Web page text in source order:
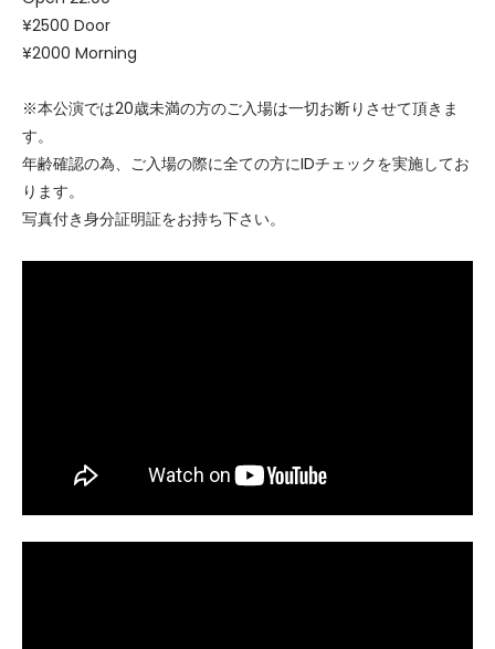
¥2500 Door
¥2000 Morning
※本公演では20歳未満の方のご入場は一切お断りさせて頂きま
す。
年齢確認の為、ご入場の際に全ての方にIDチェックを実施してお
ります。
写真付き身分証明証をお持ち下さい。